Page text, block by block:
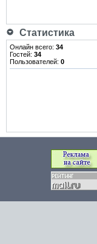
Статистика
Онлайн всего: 34
Гостей: 34
Пользователей: 0